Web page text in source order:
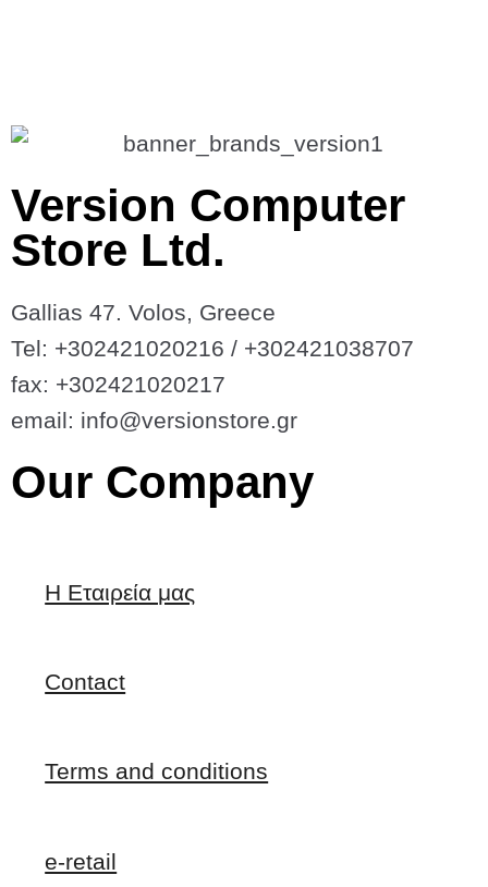
Version Computer
Store Ltd.
Gallias 47. Volos, Greece
Tel: +302421020216 / +302421038707
fax: +302421020217
email: info@versionstore.gr
Our Company
Η Εταιρεία μας
Contact
Terms and conditions
e-retail